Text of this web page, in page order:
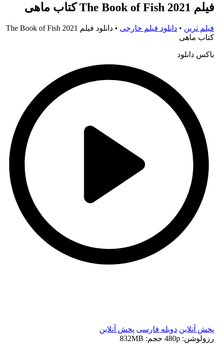
فیلم The Book of Fish 2021 کتاب ماهی
فیلم ترین • دانلود فیلم خارجی •
دانلود فیلم The Book of Fish 2021
کتاب ماهی
باکس دانلود
پخش آنلاین دوبله فارسی پخش آنلاین
رزولوشن: 480p
حجم: 832MB